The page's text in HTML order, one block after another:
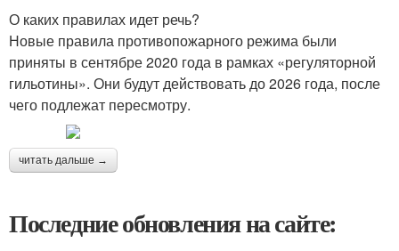
О каких правилах идет речь?
Новые правила противопожарного режима были
приняты в сентябре 2020 года в рамках «регуляторной
гильотины». Они будут действовать до 2026 года, после
чего подлежат пересмотру.
читать дальше →
Последние обновления на сайте: